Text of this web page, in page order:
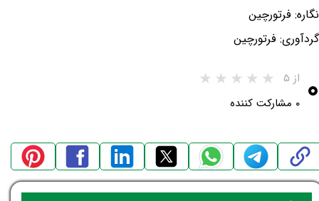
نگاره: فرتورچین
گردآوری: فرتورچین
۰ از ۵
۰ مشارکت کننده